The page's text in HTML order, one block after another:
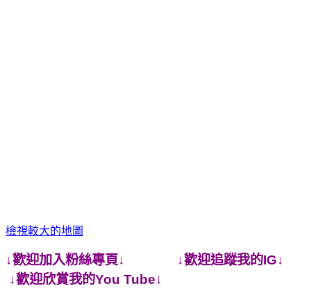
檢視較大的地圖
↓歡迎加入粉絲專頁↓ ↓歡迎追蹤我的IG↓
↓歡迎欣賞我的You Tube↓